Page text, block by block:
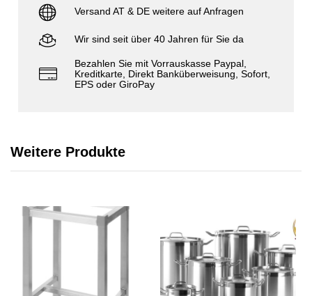
Versand AT & DE weitere auf Anfragen
Wir sind seit über 40 Jahren für Sie da
Bezahlen Sie mit Vorrauskasse Paypal,
Kreditkarte, Direkt Banküberweisung, Sofort,
EPS oder GiroPay
Weitere Produkte